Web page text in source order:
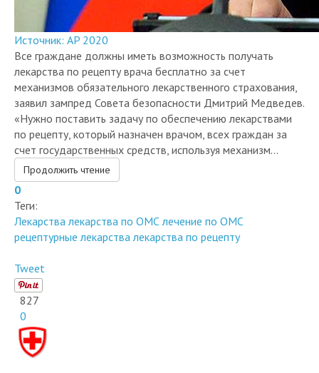
Источник: AP 2020
Все граждане должны иметь возможность получать
лекарства по рецепту врача бесплатно за счет
механизмов обязательного лекарственного страхования,
заявил зампред Совета безопасности Дмитрий Медведев.
«Нужно поставить задачу по обеспечению лекарствами
по рецепту, который назначен врачом, всех граждан за
счет государственных средств, используя механизм...
Продолжить чтение
0
Теги:
Лекарства лекарства по ОМС лечение по ОМС
рецептурные лекарства лекарства по рецепту
Tweet
827
0